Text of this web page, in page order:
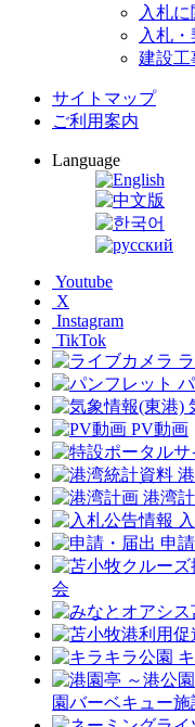
入札
入札
建設工
サイトマップ
ご利用案内
Language
Youtube
X
Instagram
TikTok
PV動画
港湾
申
会
園バーベキュー施